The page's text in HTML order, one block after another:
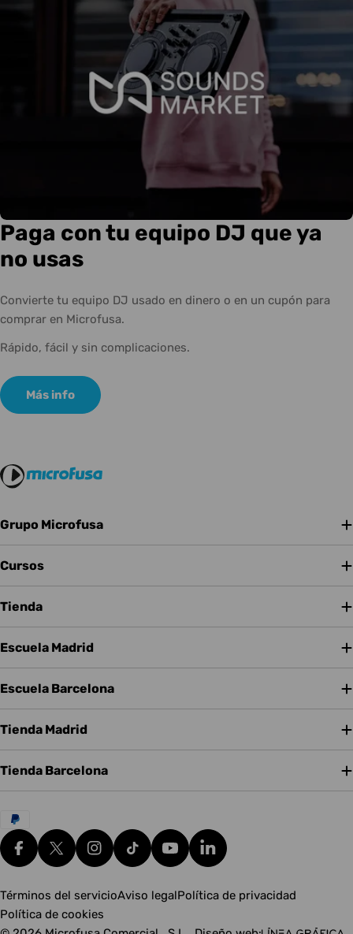
Paga con tu equipo DJ que ya
no usas
Convierte tu equipo DJ usado en dinero o en un cupón para
comprar en Microfusa.
Rápido, fácil y sin complicaciones.
Más info
Grupo Microfusa
Cursos
Tienda
Escuela Madrid
Escuela Barcelona
Tienda Madrid
Tienda Barcelona
Métodos
de
pagoFacebookX (Twitter)Instagram
tiktok YouTubeTranslation missing:
Términos del servicioAviso legalPolítica de privacidad
Política de cookies